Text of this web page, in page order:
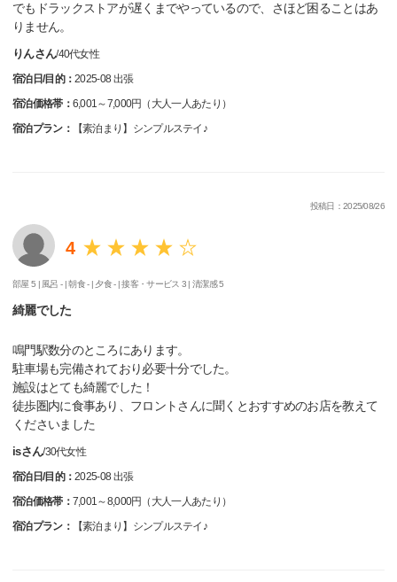
でもドラックストアが遅くまでやっているので、さほど困ることはあ
りません。
りんさん/40代女性
宿泊日/目的：2025-08 出張
宿泊価格帯： 6,001～7,000円（大人一人あたり）
宿泊プラン：
【素泊まり】シンプルステイ♪
投稿日：2025/08/26
4
部屋 5 | 風呂 - |朝食 - | 夕食 - |接客・サービス 3 |清潔感 5
綺麗でした
鳴門駅数分のところにあります。
駐車場も完備されており必要十分でした。
施設はとても綺麗でした！
徒歩圏内に食事あり、フロントさんに聞くとおすすめのお店を教えて
くださいました
isさん/30代女性
宿泊日/目的：2025-08 出張
宿泊価格帯： 7,001～8,000円（大人一人あたり）
宿泊プラン：
【素泊まり】シンプルステイ♪